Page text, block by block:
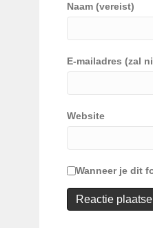
Naam (vereist)
E-mailadres (zal
Website
Wanneer je dit